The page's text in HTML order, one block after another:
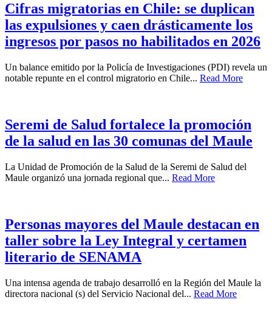
Cifras migratorias en Chile: se duplican
las expulsiones y caen drásticamente los
ingresos por pasos no habilitados en 2026
Un balance emitido por la Policía de Investigaciones (PDI) revela un
notable repunte en el control migratorio en Chile... Read More
Seremi de Salud fortalece la promoción
de la salud en las 30 comunas del Maule
La Unidad de Promoción de la Salud de la Seremi de Salud del
Maule organizó una jornada regional que... Read More
Personas mayores del Maule destacan en
taller sobre la Ley Integral y certamen
literario de SENAMA
Una intensa agenda de trabajo desarrolló en la Región del Maule la
directora nacional (s) del Servicio Nacional del... Read More